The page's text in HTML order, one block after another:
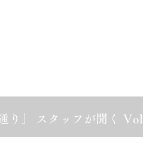
り」 スタッフが聞く Vol